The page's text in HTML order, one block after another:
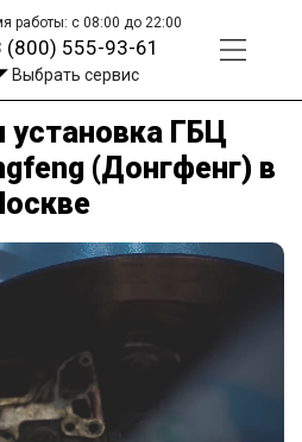
работы: с 08:00 до 22:00
(800) 555-93-61
Выбрать сервис
установка ГБЦ
(Донгфенг) в